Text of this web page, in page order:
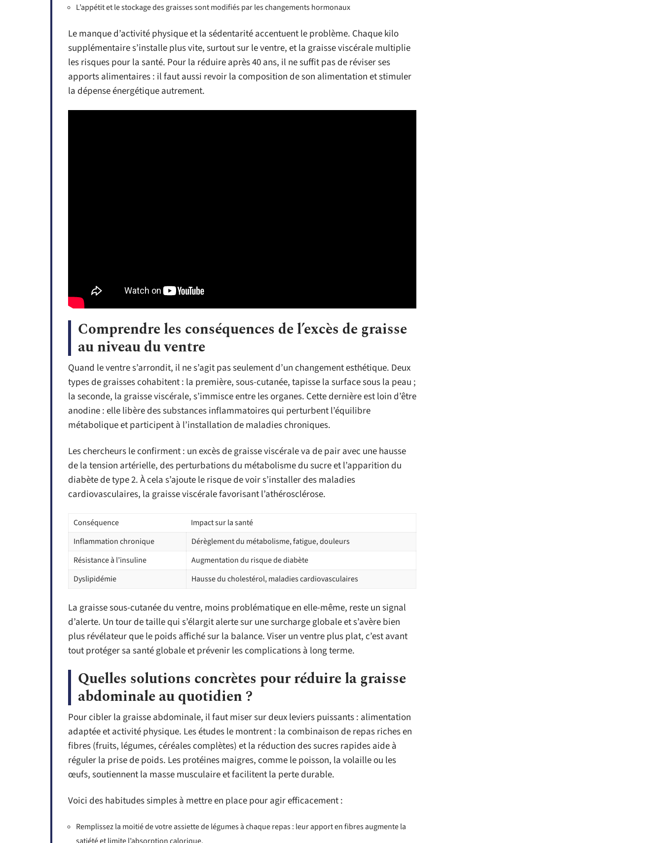
L’appétit et le stockage des graisses sont modifiés par les changements hormonaux
Le manque d’activité physique et la sédentarité accentuent le problème. Chaque kilo
supplémentaire s’installe plus vite, surtout sur le ventre, et la graisse viscérale multiplie
les risques pour la santé. Pour la réduire après 40 ans, il ne suffit pas de réviser ses
apports alimentaires : il faut aussi revoir la composition de son alimentation et stimuler
la dépense énergétique autrement.
Comprendre les conséquences de l’excès de graisse
au niveau du ventre
Quand le ventre s’arrondit, il ne s’agit pas seulement d’un changement esthétique. Deux
types de graisses cohabitent : la première, sous-cutanée, tapisse la surface sous la peau ;
la seconde, la graisse viscérale, s’immisce entre les organes. Cette dernière est loin d’être
anodine : elle libère des substances inflammatoires qui perturbent l’équilibre
métabolique et participent à l’installation de maladies chroniques.
Les chercheurs le confirment : un excès de graisse viscérale va de pair avec une hausse
de la tension artérielle, des perturbations du métabolisme du sucre et l’apparition du
diabète de type 2. À cela s’ajoute le risque de voir s’installer des maladies
cardiovasculaires, la graisse viscérale favorisant l’athérosclérose.
Conséquence
Impact sur la santé
Inflammation chronique
Dérèglement du métabolisme, fatigue, douleurs
Résistance à l’insuline
Augmentation du risque de diabète
Dyslipidémie
Hausse du cholestérol, maladies cardiovasculaires
La graisse sous-cutanée du ventre, moins problématique en elle-même, reste un signal
d’alerte. Un tour de taille qui s’élargit alerte sur une surcharge globale et s’avère bien
plus révélateur que le poids affiché sur la balance. Viser un ventre plus plat, c’est avant
tout protéger sa santé globale et prévenir les complications à long terme.
Quelles solutions concrètes pour réduire la graisse
abdominale au quotidien ?
Pour cibler la graisse abdominale, il faut miser sur deux leviers puissants : alimentation
adaptée et activité physique. Les études le montrent : la combinaison de repas riches en
fibres (fruits, légumes, céréales complètes) et la réduction des sucres rapides aide à
réguler la prise de poids. Les protéines maigres, comme le poisson, la volaille ou les
œufs, soutiennent la masse musculaire et facilitent la perte durable.
Voici des habitudes simples à mettre en place pour agir efficacement :
Remplissez la moitié de votre assiette de légumes à chaque repas : leur apport en fibres augmente la